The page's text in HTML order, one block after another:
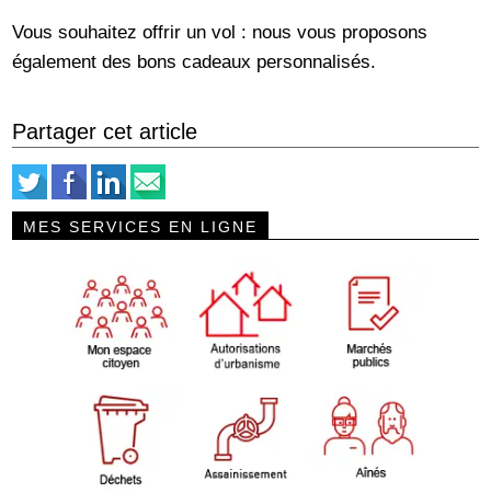
Vous souhaitez offrir un vol : nous vous proposons
également des bons cadeaux personnalisés.
Partager cet article
MES SERVICES EN LIGNE